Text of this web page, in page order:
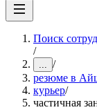
Поиск
/
... /
резюме в
курьер/
частичная